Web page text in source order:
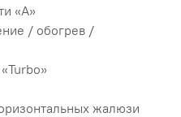
«A»
/ обогрев /
жалюзи